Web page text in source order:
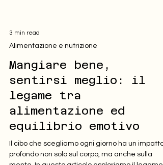
3 min read
Alimentazione e nutrizione
Mangiare bene,
sentirsi meglio: il
legame tra
alimentazione ed
equilibrio emotivo
Il cibo che scegliamo ogni giorno ha un impatto